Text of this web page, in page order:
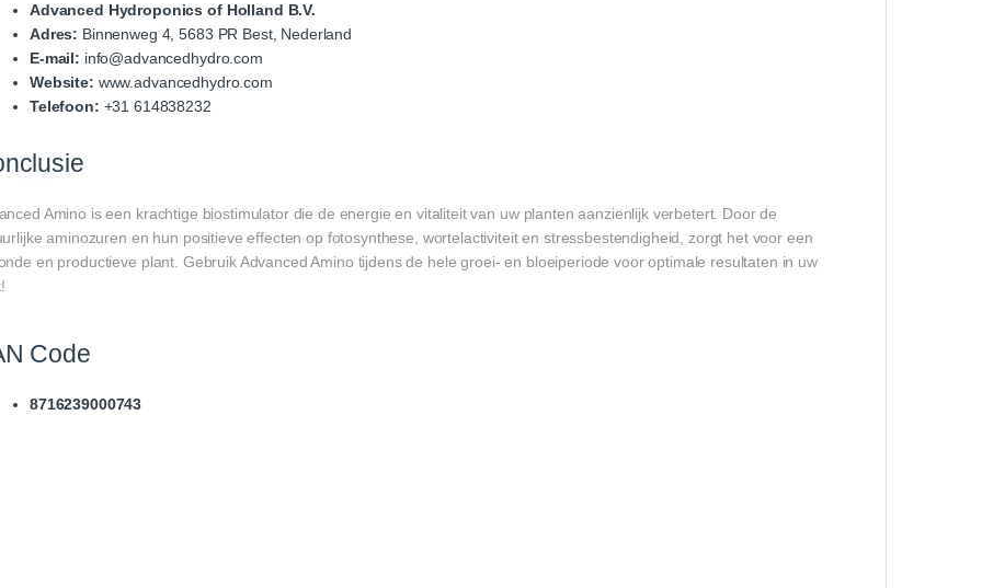
Advanced Hydroponics of Holland B.V.
Adres: Binnenweg 4, 5683 PR Best, Nederland
E-mail: info@advancedhydro.com
Website: www.advancedhydro.com
Telefoon: +31 614838232
Amino is een krachtige biostimulator die de energie en vitaliteit van uw planten aanzienlijk verbetert. Door de
aminozuren en hun positieve effecten op fotosynthese, wortelactiviteit en stressbestendigheid, zorgt het voor een
en productieve plant. Gebruik Advanced Amino tijdens de hele groei- en bloeiperiode voor optimale resultaten in uw
Code
8716239000743